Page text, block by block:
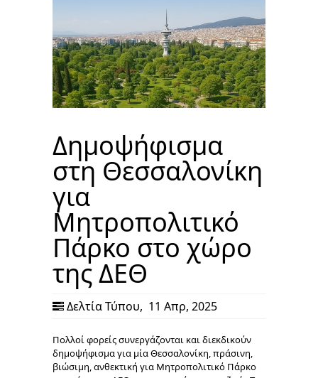
Δημοψήφισμα
στη Θεσσαλονίκη
για
Μητροπολιτικό
Πάρκο στο χώρο
της ΔΕΘ
Δελτία Τύπου, 11 Απρ, 2025
Πολλοί φορείς συνεργάζονται και διεκδικούν
δημοψήφισμα για μία Θεσσαλονίκη, πράσινη,
βιώσιμη, ανθεκτική για Μητροπολιτικό Πάρκο